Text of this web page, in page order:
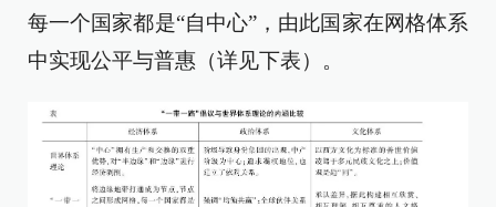
每一个国家都是“自中心”，由此国家在网格体系
中实现公平与普惠（详见下表）。